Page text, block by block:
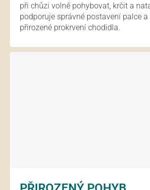
při chůzi volně pohybovat, krčit a
podporuje správné postavení palce
přirozené prokrvení chodidla.